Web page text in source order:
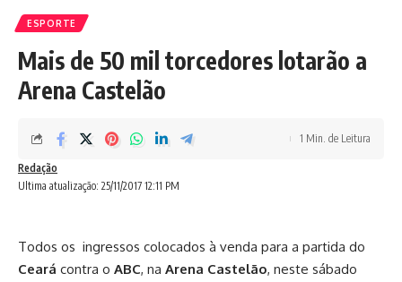
ESPORTE
Mais de 50 mil torcedores lotarão a
Arena Castelão
Ultima atualização: 25/11/2017 12:11 PM
Redação
1 Min. de Leitura
Todos os ingressos colocados à venda para a partida do
Ceará contra o ABC, na Arena Castelão, neste sábado